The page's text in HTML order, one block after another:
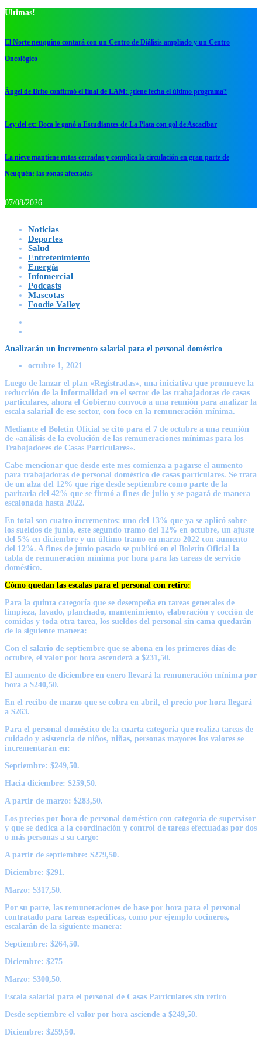
Ultimas!
El Norte neuquino contará con un Centro de Diálisis ampliado y un Centro
Oncológico
Ángel de Brito confirmó el final de LAM: ¿tiene fecha el último programa?
Ley del ex: Boca le ganó a Estudiantes de La Plata con gol de Ascacibar
La nieve mantiene rutas cerradas y complica la circulación en gran parte de
Neuquén: las zonas afectadas
07/08/2026
Noticias
Deportes
Salud
Entretenimiento
Energía
Infomercial
Podcasts
Mascotas
Foodie Valley
Analizarán un incremento salarial para el personal doméstico
octubre 1, 2021
Luego de lanzar el plan «Registradas», una iniciativa que promueve la
reducción de la informalidad en el sector de las trabajadoras de casas
particulares, ahora el Gobierno convocó a una reunión para analizar la
escala salarial de ese sector, con foco en la remuneración mínima.
Mediante el Boletín Oficial se citó para el 7 de octubre a una reunión
de «análisis de la evolución de las remuneraciones mínimas para los
Trabajadores de Casas Particulares».
Cabe mencionar que desde este mes comienza a pagarse el aumento
para trabajadoras de personal doméstico de casas particulares. Se trata
de un alza del 12% que rige desde septiembre como parte de la
paritaria del 42% que se firmó a fines de julio y se pagará de manera
escalonada hasta 2022.
En total son cuatro incrementos: uno del 13% que ya se aplicó sobre
los sueldos de junio, este segundo tramo del 12% en octubre, un ajuste
del 5% en diciembre y un último tramo en marzo 2022 con aumento
del 12%. A fines de junio pasado se publicó en el Boletín Oficial la
tabla de remuneración mínima por hora para las tareas de servicio
doméstico.
Cómo quedan las escalas para el personal con retiro:
Para la quinta categoría que se desempeña en tareas generales de
limpieza, lavado, planchado, mantenimiento, elaboración y cocción de
comidas y toda otra tarea, los sueldos del personal sin cama quedarán
de la siguiente manera:
Con el salario de septiembre que se abona en los primeros días de
octubre, el valor por hora ascenderá a $231,50.
El aumento de diciembre en enero llevará la remuneración mínima por
hora a $240,50.
En el recibo de marzo que se cobra en abril, el precio por hora llegará
a $263.
Para el personal doméstico de la cuarta categoría que realiza tareas de
cuidado y asistencia de niños, niñas, personas mayores los valores se
incrementarán en:
Septiembre: $249,50.
Hacia diciembre: $259,50.
A partir de marzo: $283,50.
Los precios por hora de personal doméstico con categoría de supervisor
y que se dedica a la coordinación y control de tareas efectuadas por dos
o más personas a su cargo:
A partir de septiembre: $279,50.
Diciembre: $291.
Marzo: $317,50.
Por su parte, las remuneraciones de base por hora para el personal
contratado para tareas específicas, como por ejemplo cocineros,
escalarán de la siguiente manera:
Septiembre: $264,50.
Diciembre: $275
Marzo: $300,50.
Escala salarial para el personal de Casas Particulares sin retiro
Desde septiembre el valor por hora asciende a $249,50.
Diciembre: $259,50.